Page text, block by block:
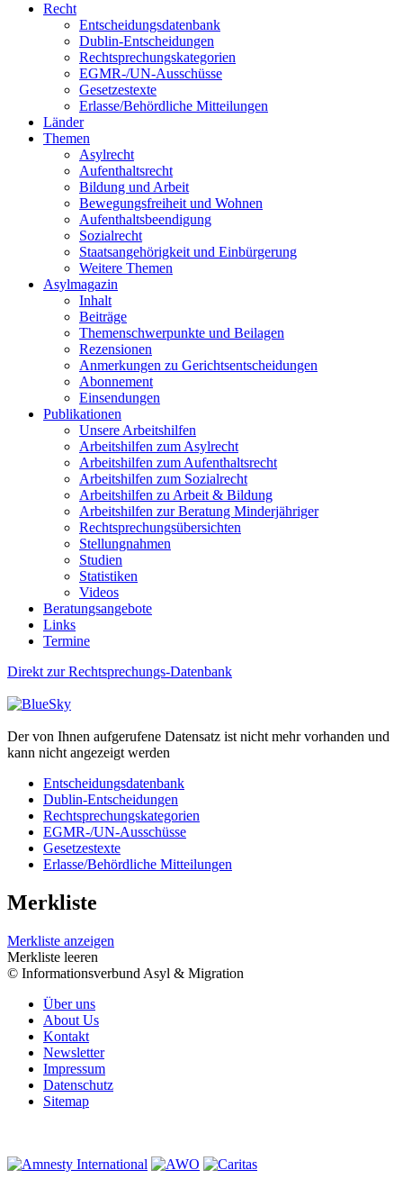
Recht
Entscheidungsdatenbank
Dublin-Entscheidungen
Rechtsprechungskategorien
EGMR-/UN-Ausschüsse
Gesetzestexte
Erlasse/Behördliche Mitteilungen
Länder
Themen
Asylrecht
Aufenthaltsrecht
Bildung und Arbeit
Bewegungsfreiheit und Wohnen
Aufenthaltsbeendigung
Sozialrecht
Staatsangehörigkeit und Einbürgerung
Weitere Themen
Asylmagazin
Inhalt
Beiträge
Themenschwerpunkte und Beilagen
Rezensionen
Anmerkungen zu Gerichtsentscheidungen
Abonnement
Einsendungen
Publikationen
Unsere Arbeitshilfen
Arbeitshilfen zum Asylrecht
Arbeitshilfen zum Aufenthaltsrecht
Arbeitshilfen zum Sozialrecht
Arbeitshilfen zu Arbeit & Bildung
Arbeitshilfen zur Beratung Minderjähriger
Rechtsprechungsübersichten
Stellungnahmen
Studien
Statistiken
Videos
Beratungsangebote
Links
Termine
Direkt zur Rechtsprechungs-Datenbank
Der von Ihnen aufgerufene Datensatz ist nicht mehr vorhanden und
kann nicht angezeigt werden
Entscheidungsdatenbank
Dublin-Entscheidungen
Rechtsprechungskategorien
EGMR-/UN-Ausschüsse
Gesetzestexte
Erlasse/Behördliche Mitteilungen
Merkliste
Merkliste anzeigen
Merkliste leeren
© Informationsverbund Asyl & Migration
Über uns
About Us
Kontakt
Newsletter
Impressum
Datenschutz
Sitemap